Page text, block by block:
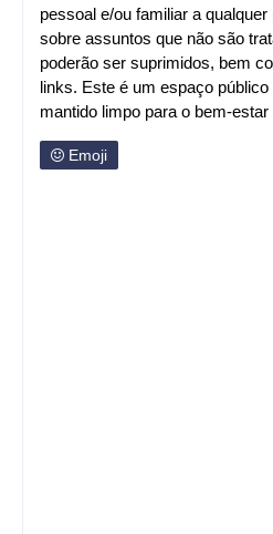
pessoal e/ou familiar a
sobre assuntos que não são
poderão ser suprimidos, bem
links. Este é um espaço
mantido limpo para o bem-
Emoji